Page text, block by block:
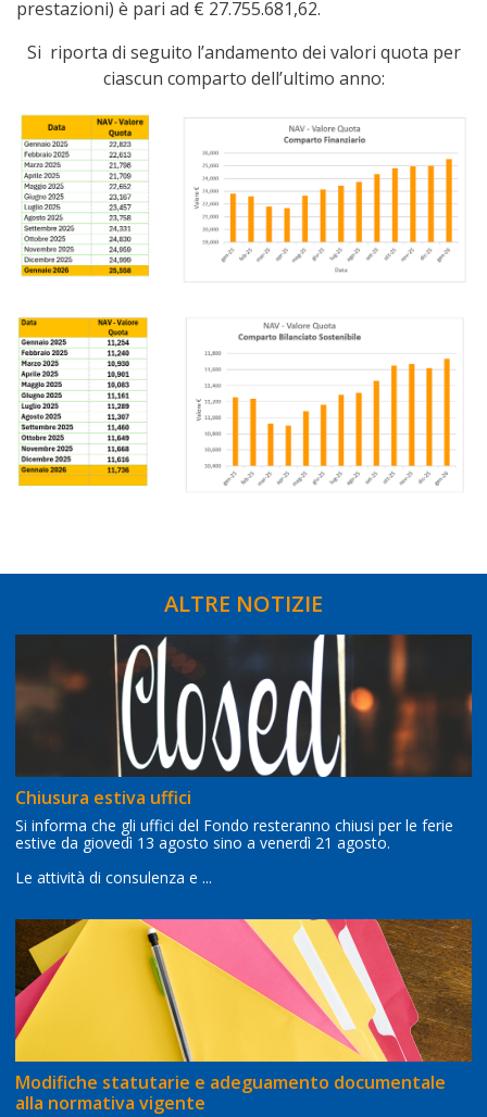
prestazioni) è pari ad € 27.755.681,62.
Si riporta di seguito l’andamento dei valori quota per
ciascun comparto dell’ultimo anno:
ALTRE NOTIZIE
Chiusura estiva uffici
Si informa che gli uffici del Fondo resteranno chiusi per le ferie
estive da giovedì 13 agosto sino a venerdì 21 agosto.
Le attività di consulenza e ...
Modifiche statutarie e adeguamento documentale
alla normativa vigente